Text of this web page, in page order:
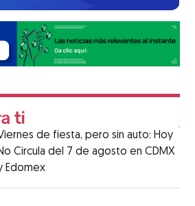
de fiesta, pero sin auto: Hoy
Circula del 7 de agosto en CDMX
Edomex